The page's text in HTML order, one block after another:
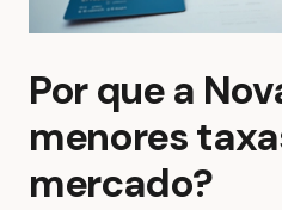
Por que a
menores
mercado?